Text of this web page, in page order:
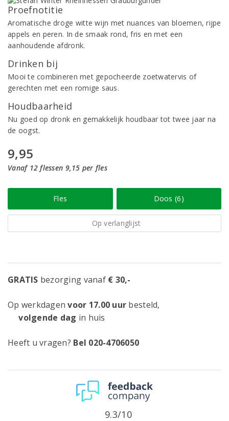
Proefnotitie
Aromatische droge witte wijn met nuances van bloemen, rijpe
appels en peren. In de smaak rond, fris en met een
aanhoudende afdronk.
Drinken bij
Mooi te combineren met gepocheerde zoetwatervis of
gerechten met een romige saus.
Houdbaarheid
Nu goed op dronk en gemakkelijk houdbaar tot twee jaar na
de oogst.
9,95
Vanaf 12 flessen 9,15 per fles
Fles Doos (6)
Op verlanglijst
GRATIS bezorging vanaf € 30,-
Op werkdagenvoor 17.00 uur besteld,
volgende dag in huis
Heeft u vragen? Bel 020-4706050
9.3/10